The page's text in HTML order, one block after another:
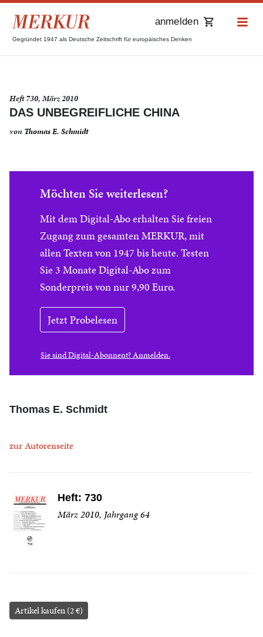
Gegründet 1947 als Deutsche Zeitschrift für europäisches Denken
anmelden
Heft 730, März 2010
DAS UNBEGREIFLICHE CHINA
von Thomas E. Schmidt
Möchten Sie weiterlesen?
Mit dem Digital-Abo erhalten Sie freien
Zugang zum gesamten MERKUR, mit
allen Texten von 1947 bis heute. Testen
Sie 3 Monate Digital-Abo zum
Sonderpreis von nur 9,90 Euro.
Jetzt Probelesen
Sie sind Digital-Abonnent? Anmelden.
Thomas E. Schmidt
zur Autorenseite
Heft: 730
März 2010, Jahrgang 64
Artikel kaufen (2 €)